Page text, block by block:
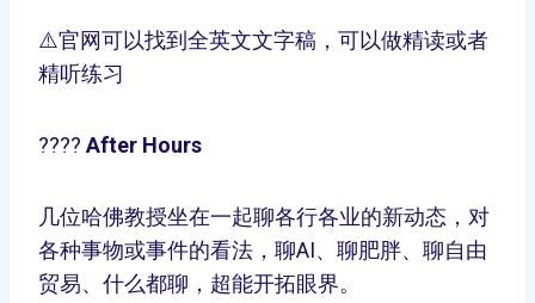
⚠️官网可以找到全英文文字稿，可以做精读或者
精听练习
???? After Hours
几位哈佛教授坐在一起聊各行各业的新动态，对
各种事物或事件的看法，聊AI、聊肥胖、聊自由
贸易、什么都聊，超能开拓眼界。